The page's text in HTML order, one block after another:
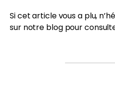
Si cet article vous a plu,
sur notre blog pour